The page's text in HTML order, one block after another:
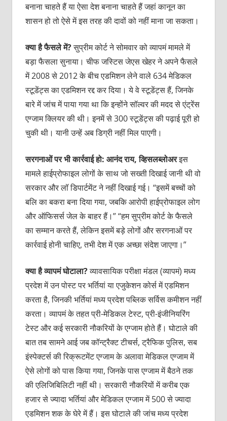
बनाना चाहते हैं या ऐसा देश बनाना चाहते हैं जहां कानून का
शासन हो तो ऐसे में इस तरह की दावों को नहीं माना जा सकता।
क्याहैफैसलेमें?सुप्रीम कोर्ट ने सोमवार को व्यापमं मामले में
बड़ा फैसला सुनाया। चीफ जस्टिस जेएस खेहर ने अपने फैसले
में 2008 से 2012 के बीच एडमिशन लेने वाले 634 मेडिकल
स्टूडेंट्स का एडमिशन रद्द कर दिया। ये वे स्टूडेंट्स हैं, जिनके
बारे में जांच में पाया गया था कि इन्होंने सॉल्वर की मदद से एंट्रेंस
एग्जाम क्लियर की थी। इनमें से 300 स्टूडेंट्स की पढ़ाई पूरी हो
चुकी थी। यानी उन्हें अब डिग्री नहीं मिल पाएगी।
सरगनाओंपर भीकार्रवाईहो: आनंदराय,व्हिसलब्लोअरइस
मामले हाईप्रोफाइल लोगों के साथ जो सख्ती दिखाई जानी थी वो
सरकार और लॉ डिपार्टमेंट ने नहीं दिखाई गई। “इसमें बच्चों को
बलि का बकरा बना दिया गया, जबकि आरोपी हाईप्रोफाइल लोग
और ऑफिसर्स जेल के बाहर हैं।” “हम सुप्रीम कोर्ट के फैसले
का सम्मान करते हैं, लेकिन इसमें बड़े लोगों और सरगनाओं पर
कार्रवाई होनी चाहिए, तभी देश में एक अच्छा संदेश जाएगा।”
क्याहैव्यापमंघोटाला?व्यावसायिक परीक्षा मंडल (व्यापमं) मध्य
प्रदेश में उन पोस्ट पर भर्तियां या एजुकेशन कोर्स में एडमिशन
करता है, जिनकी भर्तियां मध्य प्रदेश पब्लिक सर्विस कमीशन नहीं
करता। व्यापमं के तहत प्री-मेडिकल टेस्ट, प्री-इंजीनियरिंग
टेस्ट और कई सरकारी नौकरियों के एग्जाम होते हैं। घोटाले की
बात तब सामने आई जब कॉन्ट्रैक्ट टीचर्स, ट्रैफिक पुलिस, सब
इंस्पेक्टर्स की रिक्रूटमेंट एग्जाम के अलावा मेडिकल एग्जाम में
ऐसे लोगों को पास किया गया, जिनके पास एग्जाम में बैठने तक
की एलिजिबिलिटी नहीं थी। सरकारी नौकरियों में करीब एक
हजार से ज्यादा भर्तियां और मेडिकल एग्जाम में 500 से ज्यादा
एडमिशन शक के घेरे में हैं। इस घोटाले की जांच मध्य प्रदेश